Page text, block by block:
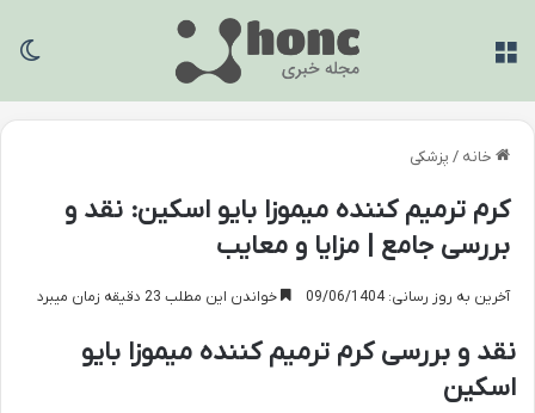
خانه / پزشکی
کرم ترمیم کننده میموزا بایو اسکین: نقد و
بررسی جامع | مزایا و معایب
آخرین به روز رسانی: 09/06/1404 خواندن این مطلب 23 دقیقه زمان میبرد
نقد و بررسی کرم ترمیم کننده میموزا بایو
اسکین